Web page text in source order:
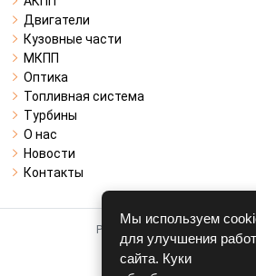
Двигатели
Кузовные части
МКПП
Оптика
Топливная система
Турбины
О нас
Новости
Контакты
Работает на системе для
CARRO.
Мы используем
для улучшения
сайта. Куки